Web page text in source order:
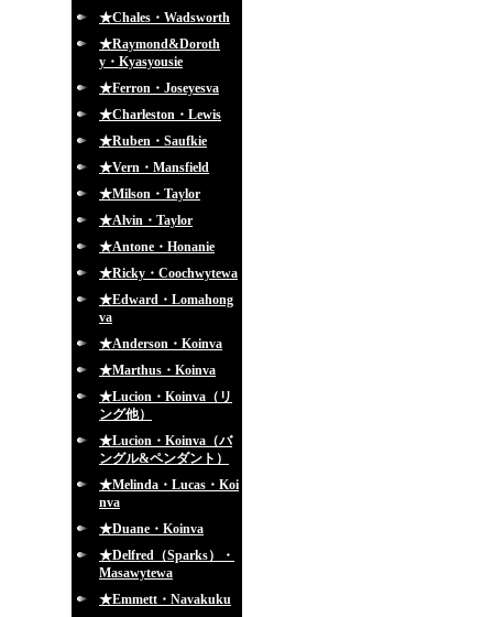
★Chales・Wadsworth
★Raymond&Doroth
y・Kyasyousie
★Ferron・Joseyesva
★Charleston・Lewis
★Ruben・Saufkie
★Vern・Mansfield
★Milson・Taylor
★Alvin・Taylor
★Antone・Honanie
★Ricky・Coochwytewa
★Edward・Lomahong
va
★Anderson・Koinva
★Marthus・Koinva
★Lucion・Koinva（リ
ング他）
★Lucion・Koinva（バ
ングル&ペンダント）
★Melinda・Lucas・Koi
nva
★Duane・Koinva
★Delfred（Sparks）・
Masawytewa
★Emmett・Navakuku